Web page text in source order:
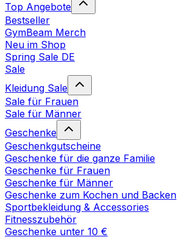
Top Angebote
Bestseller
GymBeam Merch
Neu im Shop
Spring Sale DE
Sale
Kleidung Sale
Sale für Frauen
Sale für Männer
Geschenke
Geschenkgutscheine
Geschenke für die ganze Familie
Geschenke für Frauen
Geschenke für Männer
Geschenke zum Kochen und Backen
Sportbekleidung & Accessories
Fitnesszubehör
Geschenke unter 10 €